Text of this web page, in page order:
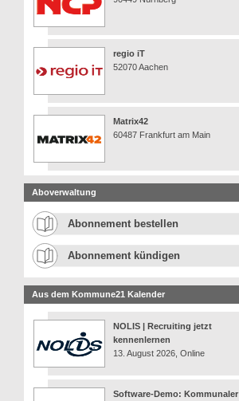
regio iT
52070 Aachen
Matrix42
60487 Frankfurt am Main
Aboverwaltung
Abonnement bestellen
Abonnement kündigen
Aus dem Kommune21 Kalender
NOLIS | Recruiting jetzt
kennenlernen
13. August 2026, Online
Software-Demo: Kommunaler